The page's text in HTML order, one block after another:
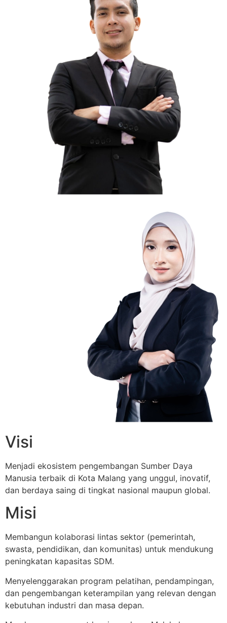
Visi
Menjadi ekosistem pengembangan Sumber Daya
Manusia terbaik di Kota Malang yang unggul, inovatif,
dan berdaya saing di tingkat nasional maupun global.
Misi
Membangun kolaborasi lintas sektor (pemerintah,
swasta, pendidikan, dan komunitas) untuk mendukung
peningkatan kapasitas SDM.
Menyelenggarakan program pelatihan, pendampingan,
dan pengembangan keterampilan yang relevan dengan
kebutuhan industri dan masa depan.